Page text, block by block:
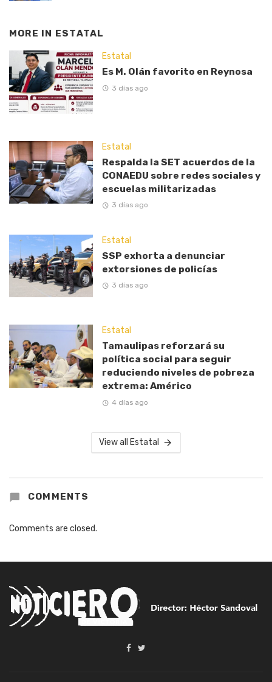
MORE IN ESTATAL
Estatal
Es M. Olán favorito en Reynosa
3 días ago
Estatal
Respalda la SET acuerdos de la
CONAEDU sobre redes sociales y
escuelas militarizadas
3 días ago
Estatal
SSP exhorta a denunciar
extorsiones de policías
3 días ago
Estatal
Tamaulipas reforzará su
política social para seguir
reduciendo niveles de pobreza
extrema: Américo
4 días ago
View all Estatal
COMMENTS
Comments are closed.